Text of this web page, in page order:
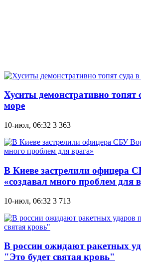
Хуситы демонстративно топят
море
10-июл, 06:32 3 363
В Киеве застрелили офицера
«создавал много проблем для
10-июл, 06:32 3 713
В россии ожидают ракетных
"Это будет святая кровь"